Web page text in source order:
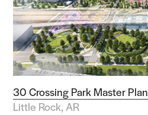
30 Crossing Park Master Plan
Little Rock, AR